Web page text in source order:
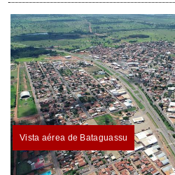
Vista aérea de Bataguassu